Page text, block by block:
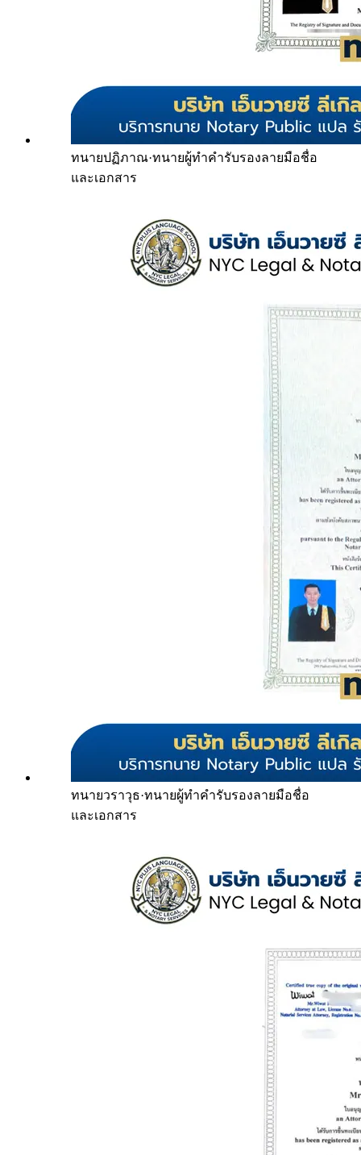
ทนายปฏิภาณ·ทนายผู้ทำคำรับรองลายมือชื่อ
และเอกสาร
ทนายวราวุธ·ทนายผู้ทำคำรับรองลายมือชื่อ
และเอกสาร